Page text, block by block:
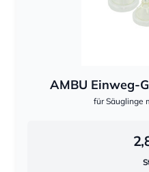
AMBU Einweg-
für Säuglinge